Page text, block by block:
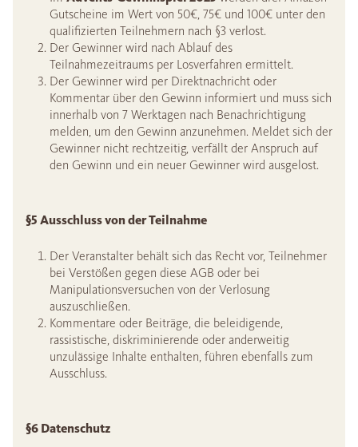
Gutscheine im Wert von 50€, 75€ und 100€ unter den
qualifizierten Teilnehmern nach §3 verlost.
Der Gewinner wird nach Ablauf des
Teilnahmezeitraums per Losverfahren ermittelt.
Der Gewinner wird per Direktnachricht oder
Kommentar über den Gewinn informiert und muss sich
innerhalb von 7 Werktagen nach Benachrichtigung
melden, um den Gewinn anzunehmen. Meldet sich der
Gewinner nicht rechtzeitig, verfällt der Anspruch auf
den Gewinn und ein neuer Gewinner wird ausgelost.
§5 Ausschluss von der Teilnahme
Der Veranstalter behält sich das Recht vor, Teilnehmer
bei Verstößen gegen diese AGB oder bei
Manipulationsversuchen von der Verlosung
auszuschließen.
Kommentare oder Beiträge, die beleidigende,
rassistische, diskriminierende oder anderweitig
unzulässige Inhalte enthalten, führen ebenfalls zum
Ausschluss.
§6 Datenschutz